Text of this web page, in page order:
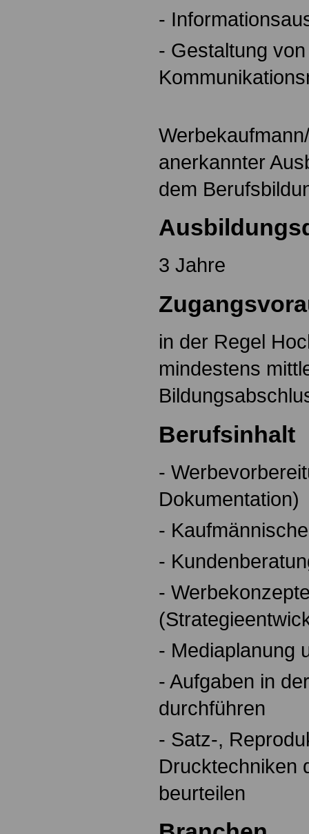
-
- Gestaltung von
anerkannter
dem
3 Jahre
in der Regel
mindestens
Berufsinhalt
-
Dokumentation)
-
-
-
- Mediaplanung
- Aufgaben in
durchführen
- Satz-,
Drucktechniken
beurteilen